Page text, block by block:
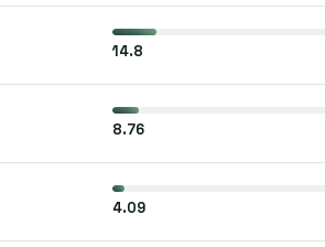
14.8
8.76
4.09